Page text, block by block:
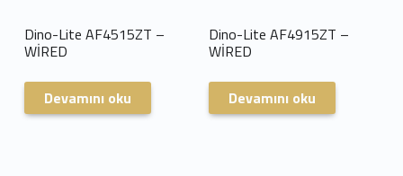
Dino-Lite AF4515ZT –
WİRED
Devamını oku
Dino-Lite AF4915ZT –
WİRED
Devamını oku